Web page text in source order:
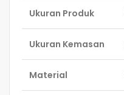
Ukuran Produk
Ukuran Kemasan
Material